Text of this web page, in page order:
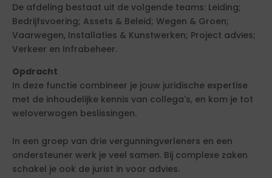
De afdeling bestaat uit de volgende teams: Leiding;
Bedrijfsvoering; Assets & Beleid; Wegen & Groen;
Vaarwegen, Installaties & Kunstwerken; Project advies;
Verkeer en Infrabeheer.
Opdracht
In deze functie combineer je jouw juridische expertise
met de inhoudelijke kennis van collega's, en kom je tot
weloverwogen beslissingen.
In een groep van drie vergunningverleners en een
ondersteuner werk je veel samen. Bij complexe zaken
schakel je ook de jurist in voor advies.